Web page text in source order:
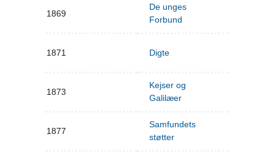
1869
De unges
Forbund
1871 Digte
1873
Kejser og
Galilæer
1877
Samfundets
støtter